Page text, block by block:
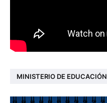
MINISTERIO DE EDUCACIÓN